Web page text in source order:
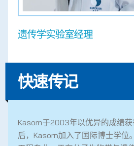
遗传学实验室经理
快速传记
Kasorn于2003年以优异的成绩
后，Kasorn加入了国际博士学位